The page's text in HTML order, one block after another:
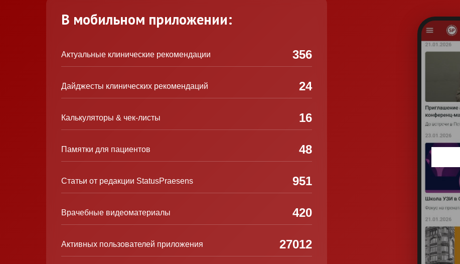
В мобильном приложении:
Актуальные клинические рекомендации 356
Дайджесты клинических рекомендаций 24
Калькуляторы & чек-листы 16
Памятки для пациентов 48
Статьи от редакции StatusPraesens 951
Врачебные видеоматериалы 420
Активных пользователей приложения 27012